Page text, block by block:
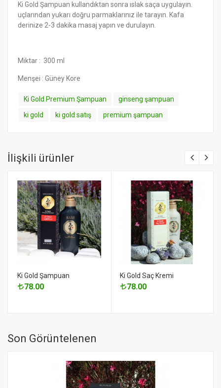
Ki Gold Şampuan kullandıktan sonra ıslak saça uygulayın.
uçlarından yukarı doğru parmaklarınız ile tarayın. Kafa
derinize 2-3 dakika masaj yapın ve durulayın.
Miktar : 300 ml
Menşei : Güney Kore
Ki Gold Premium Şampuan
ginseng şampuan
ki gold
ki gold satış premium şampuan
İlişkili ürünler
Ki Gold Şampuan
78.00
Ki Gold Saç Kremi
78.00
Son Görüntelenen